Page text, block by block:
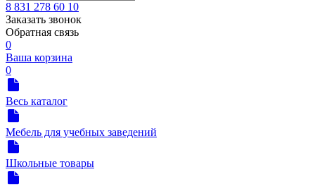
8 831 278 60 10
Заказать звонок
Обратная связь
0
Ваша корзина
0
Весь каталог
Мебель для учебных заведений
Школьные товары